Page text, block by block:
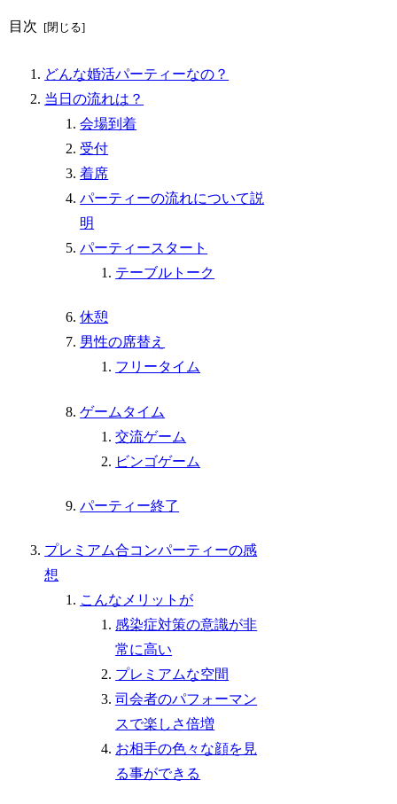
目次
どんな婚活パーティーなの？
当日の流れは？
会場到着
受付
着席
パーティーの流れについて説
明
パーティースタート
テーブルトーク
休憩
男性の席替え
フリータイム
ゲームタイム
交流ゲーム
ビンゴゲーム
パーティー終了
プレミアム合コンパーティーの感
想
こんなメリットが
感染症対策の意識が非
常に高い
プレミアムな空間
司会者のパフォーマン
スで楽しさ倍増
お相手の色々な顔を見
る事ができる